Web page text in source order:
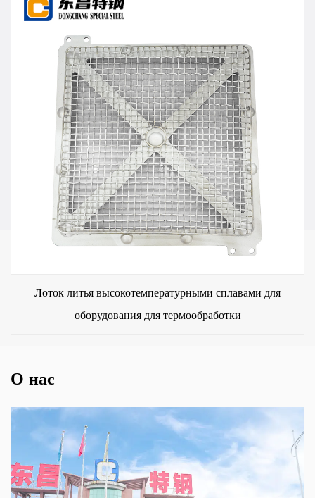
Лоток литья высокотемпературными сплавами для
оборудования для термообработки
О нас